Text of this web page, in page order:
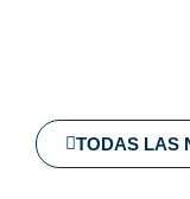
TODAS LAS